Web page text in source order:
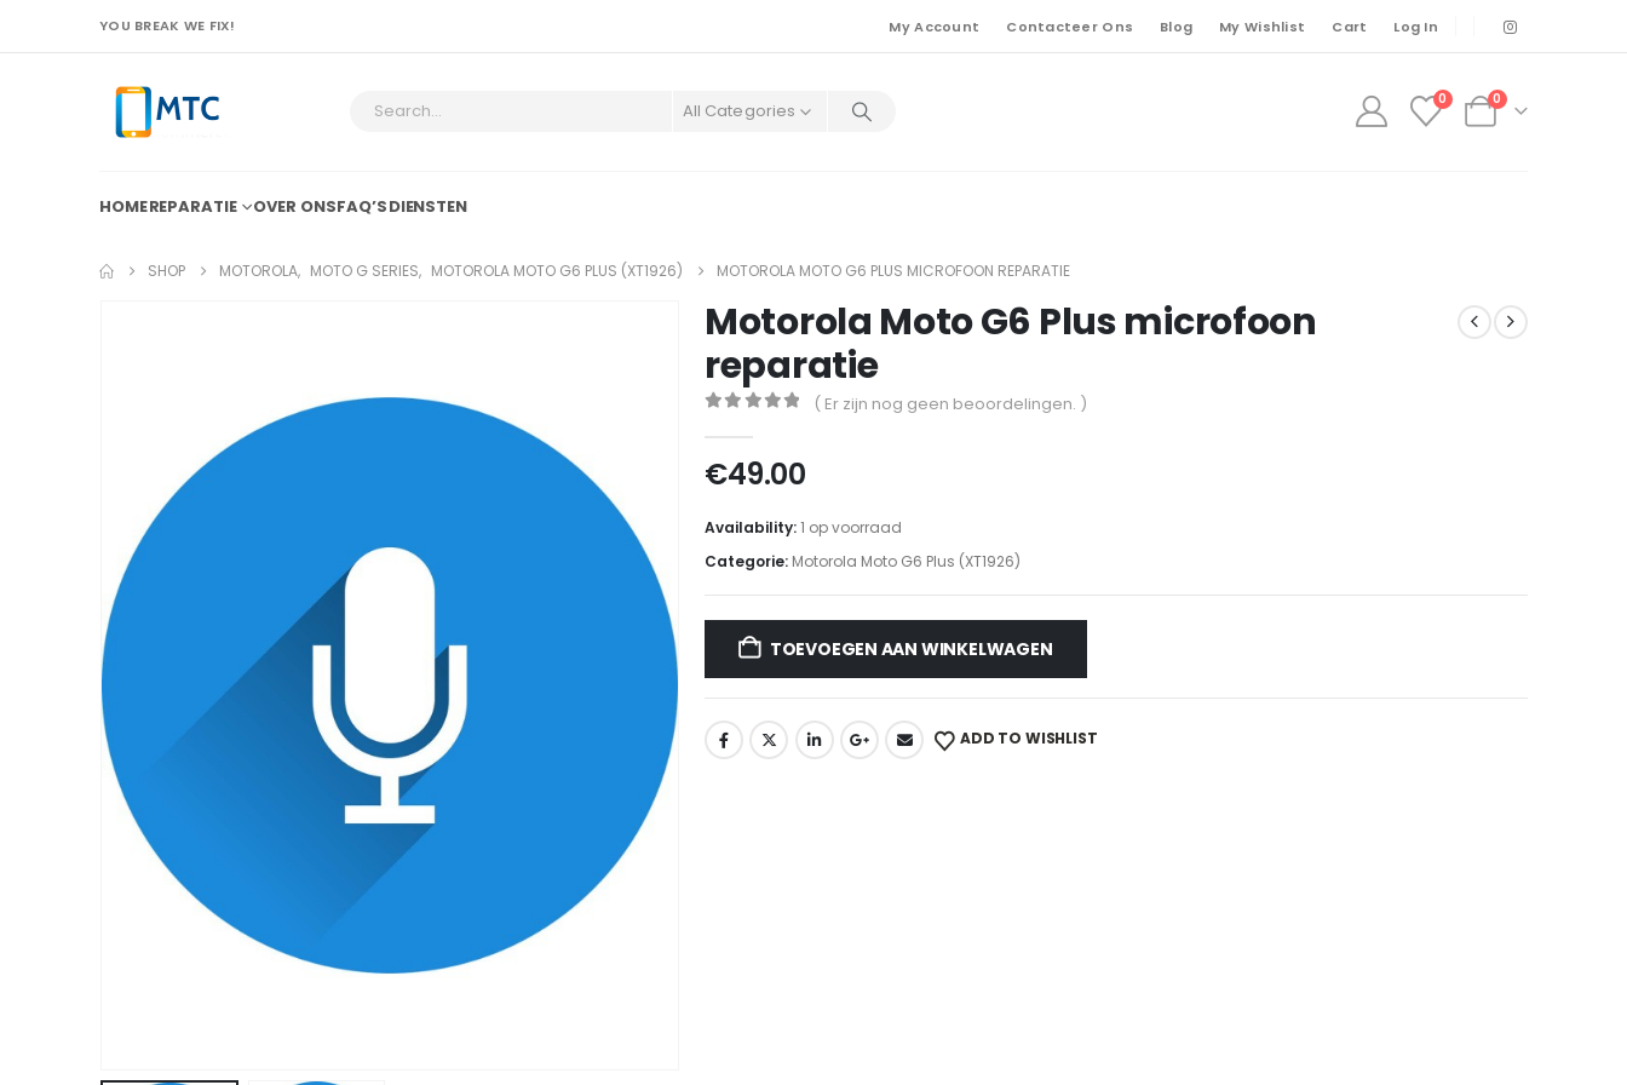
YOU BREAK WE FIX! My Account Contacteer Ons Blog My Wishlist Cart Log In
All Categories
0 0
HOMEREPARATIE OVER ONSFAQ’SDIENSTEN
SHOP MOTOROLA, MOTO G SERIES, MOTOROLA MOTO G6 PLUS (XT1926) MOTOROLA MOTO G6 PLUS MICROFOON REPARATIE
Motorola Moto G6 Plus microfoon
reparatie
( Er zijn nog geen beoordelingen. )
€49.00
Availability:1 op voorraad
Categorie: Motorola Moto G6 Plus (XT1926)
TOEVOEGEN AAN WINKELWAGEN
ADD TO WISHLIST